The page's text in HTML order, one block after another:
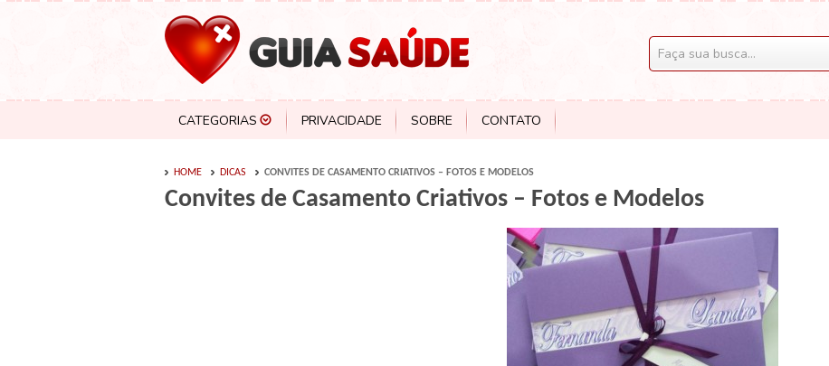
CATEGORIAS PRIVACIDADE SOBRE CONTATO
HOME DICAS CONVITES DE CASAMENTO CRIATIVOS – FOTOS E MODELOS
Convites de Casamento Criativos – Fotos e Modelos